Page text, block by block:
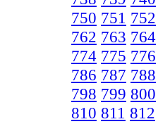
750 751 752
762 763 764
774 775 776
786 787 788
798 799 800
810 811 812